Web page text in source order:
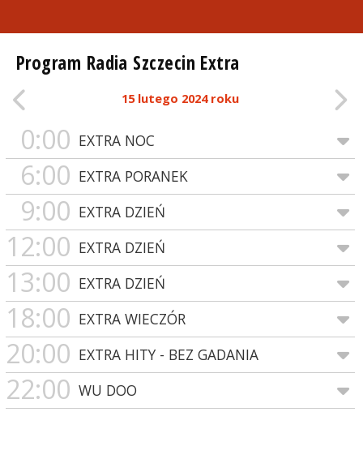
Program Radia Szczecin Extra
15 lutego 2024 roku
0:00 EXTRA NOC
6:00 EXTRA PORANEK
9:00 EXTRA DZIEŃ
12:00 EXTRA DZIEŃ
13:00 EXTRA DZIEŃ
18:00 EXTRA WIECZÓR
20:00 EXTRA HITY - BEZ GADANIA
22:00 WU DOO